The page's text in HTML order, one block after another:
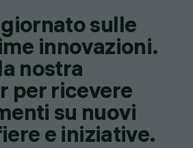
sulle
innovazioni.
nostra
per ricevere
su nuovi
e iniziative.